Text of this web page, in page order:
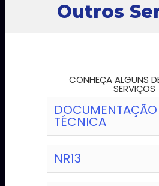
Outros
CONHEÇA ALGUNS
SERVIÇOS
DOCUMENTAÇÃO
TÉCNICA
NR13